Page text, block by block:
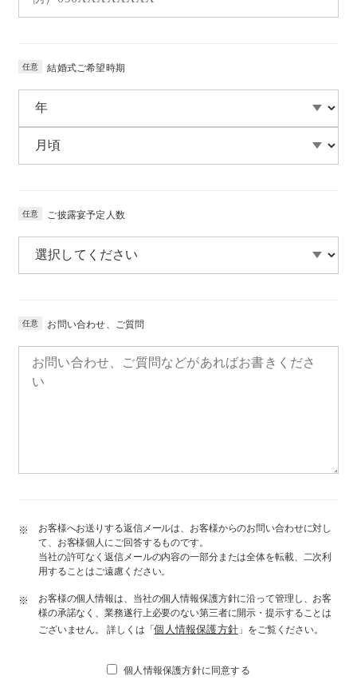
任意 結婚式ご希望時期
任意 ご披露宴予定人数
任意 お問い合わせ、ご質問
※
お客様へお送りする返信メールは、お客様からのお問い合わせに対し
て、お客様個人にご回答するものです。
当社の許可なく返信メールの内容の一部分または全体を転載、二次利
用することはご遠慮ください。
※
お客様の個人情報は、当社の個人情報保護方針に沿って管理し、お客
様の承諾なく、業務遂行上必要のない第三者に開示・提示することは
ございません。 詳しくは「個人情報保護方針 」をご覧ください。
個人情報保護方針に同意する